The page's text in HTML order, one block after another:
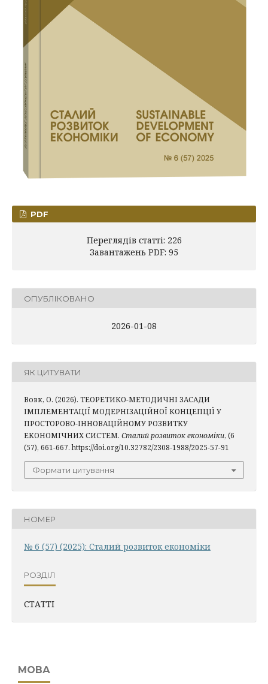
PDF
Переглядів статті: 226
Завантажень PDF: 95
ОПУБЛІКОВАНО
2026-01-08
ЯК ЦИТУВАТИ
Вовк, О. (2026). ТЕОРЕТИКО-МЕТОДИЧНІ ЗАСАДИ
ІМПЛЕМЕНТАЦІЇ МОДЕРНІЗАЦІЙНОЇ КОНЦЕПЦІЇ У
ПРОСТОРОВО-ІННОВАЦІЙНОМУ РОЗВИТКУ
ЕКОНОМІЧНИХ СИСТЕМ. Сталий розвиток економіки, (6
(57), 661-667. https://doi.org/10.32782/2308-1988/2025-57-91
Формати цитування
НОМЕР
№ 6 (57) (2025): Сталий розвиток економіки
РОЗДІЛ
СТАТТІ
МОВА